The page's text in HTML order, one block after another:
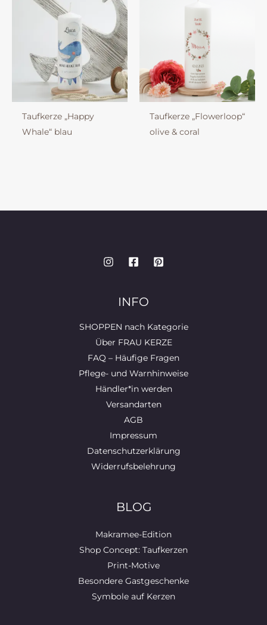
Taufkerze „Happy
Whale“ blau
Taufkerze „Flowerloop“
olive & coral
INFO
SHOPPEN nach Kategorie
Über FRAU KERZE
FAQ – Häufige Fragen
Pflege- und Warnhinweise
Händler*in werden
Versandarten
AGB
Impressum
Datenschutzerklärung
Widerrufsbelehrung
BLOG
Makramee-Edition
Shop Concept: Taufkerzen
Print-Motive
Besondere Gastgeschenke
Symbole auf Kerzen